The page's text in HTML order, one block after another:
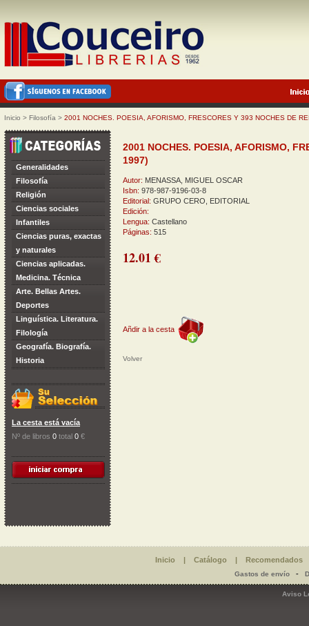
Inicio > Filosofía > 2001 NOCHES. POESIA, AFORISMO, FRESCORES Y 393 NOCHES DE
Generalidades
Filosofía
Religión
Ciencias sociales
Infantiles
Ciencias puras, exactas
y naturales
Ciencias aplicadas.
Medicina. Técnica
Arte. Bellas Artes.
Deportes
Linguística. Literatura.
Filología
Geografía. Biografía.
Historia
La cesta está vacía
Nº de libros 0 total 0 €
2001 NOCHES. POESIA, AFORISMO,
1997)
Autor: MENASSA, MIGUEL OSCAR
Isbn: 978-987-9196-03-8
Editorial: GRUPO CERO, EDITORIAL
Edición:
Lengua: Castellano
Páginas: 515
12.01 €
Añdir a la cesta
Volver
Inicio | Catálogo | Recomendados
Gastos de envío-
Aviso